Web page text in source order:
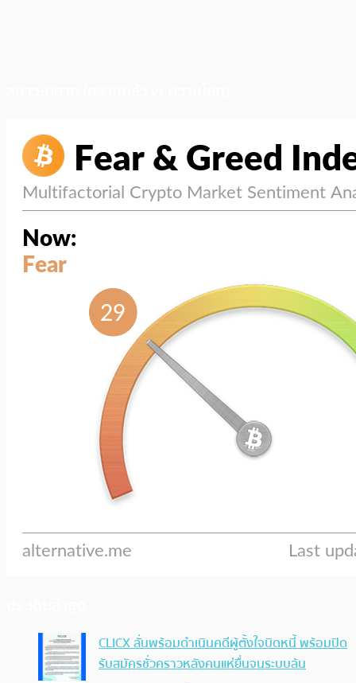
CLICX ลั่นพร้อมดำเนินคดีผู้ตั้งใจบิดหนี้ พร้อมปิด
รับสมัครชั่วคราวหลังคนแห่ยื่นจนระบบล้น